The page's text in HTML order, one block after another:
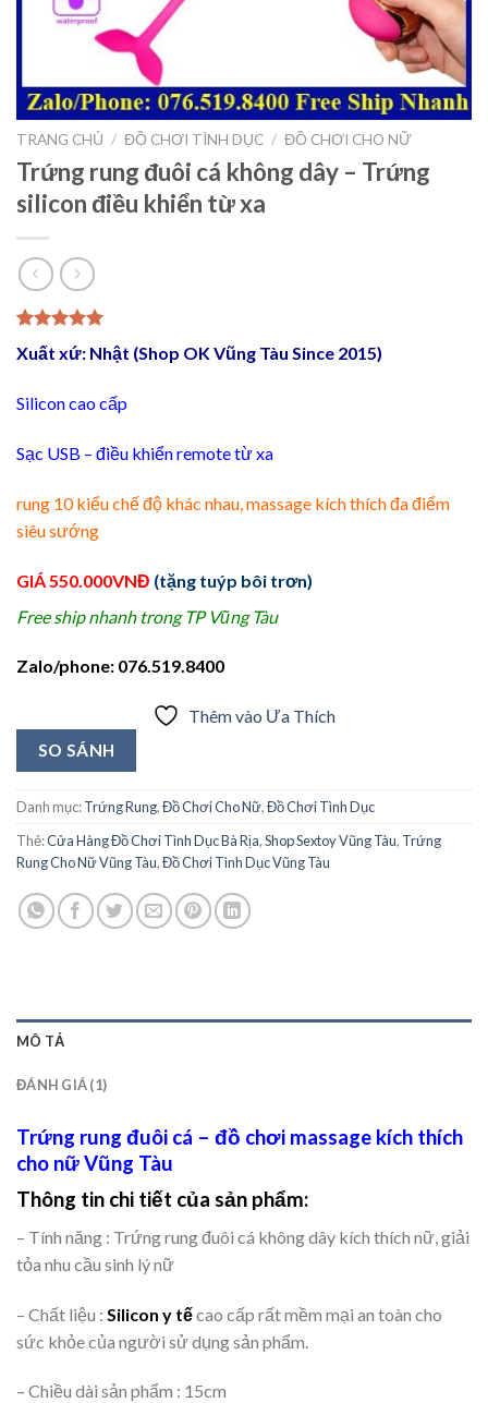
TRANG CHỦ / ĐỒ CHƠI TÌNH DỤC / ĐỒ CHƠI CHO NỮ
Trứng rung đuôi cá không dây – Trứng
silicon điều khiển từ xa
5.00trên 5
dựa trên
1Xuất xứ: Nhật (Shop OK Vũng Tàu Since 2015)
Silicon cao cấp
Sạc USB – điều khiển remote từ xa
rung 10 kiểu chế độ khác nhau, massage kích thích đa điểm
siêu sướng
GIÁ 550.000VNĐ (tặng tuýp bôi trơn)
Free ship nhanh trong TP Vũng Tàu
Zalo/phone: 076.519.8400
Thêm vào Ưa Thích
SO SÁNH
Danh mục:Trứng Rung,Đồ Chơi Cho Nữ,Đồ Chơi Tình Dục
Thẻ:Cửa Hàng Đồ Chơi Tình Dục Bà Rịa,Shop Sextoy Vũng Tàu, Trứng
Rung Cho Nữ Vũng Tàu,Đồ Chơi Tình Dục Vũng Tàu
MÔ TẢ
ĐÁNH GIÁ (1)
Trứng rung đuôi cá – đồ chơi massage kích thích
cho nữ Vũng Tàu
Thông tin chi tiết của sản phẩm:
– Tính năng : Trứng rung đuôi cá không dây kích thích nữ, giải
tỏa nhu cầu sinh lý nữ
– Chất liệu : Silicon y tếcao cấp rất mềm mại an toàn cho
sức khỏe của người sử dụng sản phẩm.
– Chiều dài sản phẩm : 15cm